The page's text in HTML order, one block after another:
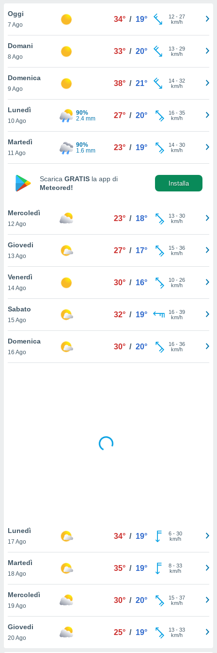
al sito
nostri
ci
di
un
la
di esso.
nella
cookie
il tuo
in
web.
nel
utilizzati
potrai
Oggi
7 Ago
34° / 19° 12- 27
km/h
Domani
8 Ago
33° / 20° 13- 29
km/h
Domenica
9 Ago
38° / 21° 14- 32
km/h
Lunedì
10 Ago
90%
2.4 mm
27° / 20° 16- 35
km/h
Martedì
11 Ago
90%
1.6 mm
23° / 19° 14- 30
km/h
Scarica GRATIS la app di
Meteored!
Installa
Mercoledì
12 Ago
23° / 18° 13- 30
km/h
Giovedi
13 Ago
27° / 17° 15- 36
km/h
Venerdì
14 Ago
30° / 16° 10- 26
km/h
Sabato
15 Ago
32° / 19° 16- 39
km/h
Domenica
16 Ago
30° / 20° 16- 36
km/h
Lunedì
17 Ago
34° / 19° 6- 30
km/h
Martedì
18 Ago
35° / 19° 8- 33
km/h
Mercoledì
19 Ago
30° / 20° 15- 37
km/h
Giovedi
20 Ago
25° / 19° 13- 33
km/h